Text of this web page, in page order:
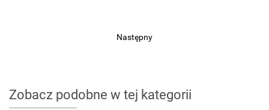
Następny
Zobacz podobne w tej kategorii